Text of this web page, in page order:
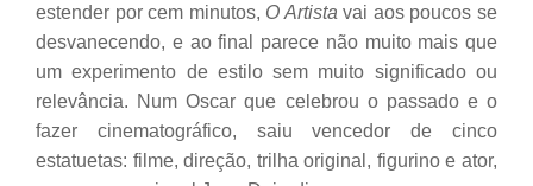
estender por cem minutos, O Artista vai aos poucos se
desvanecendo, e ao final parece não muito mais que
um experimento de estilo sem muito significado ou
relevância. Num Oscar que celebrou o passado e o
fazer cinematográfico, saiu vencedor de cinco
estatuetas: filme, direção, trilha original, figurino e ator,